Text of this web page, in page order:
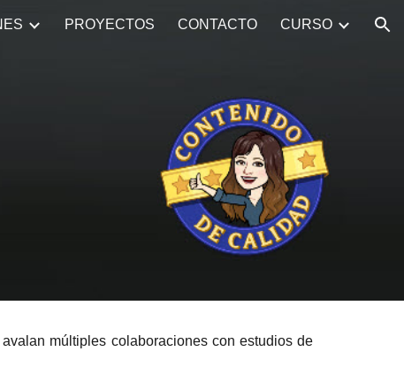
PROYECTOS CONTACTO CURSO
avalan múltiples colaboraciones con estudios de